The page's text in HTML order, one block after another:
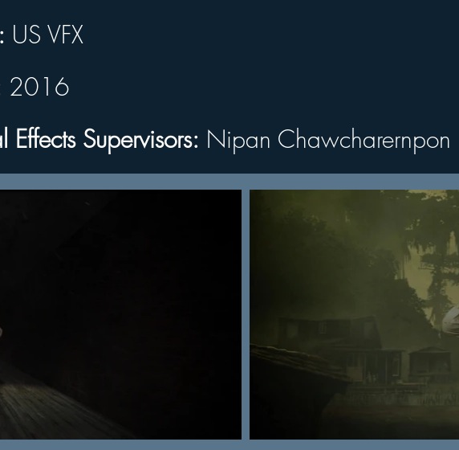
VFX
Supervisors:
US VFX
2016
Effects Supervisors: Nipan Chawcharernpon